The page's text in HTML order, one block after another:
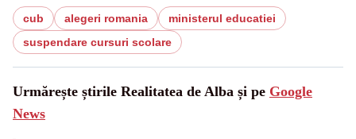
cub alegeri romania
ministerul educatiei
suspendare cursuri scolare
Urmărește știrile Realitatea de Alba și pe Google
News